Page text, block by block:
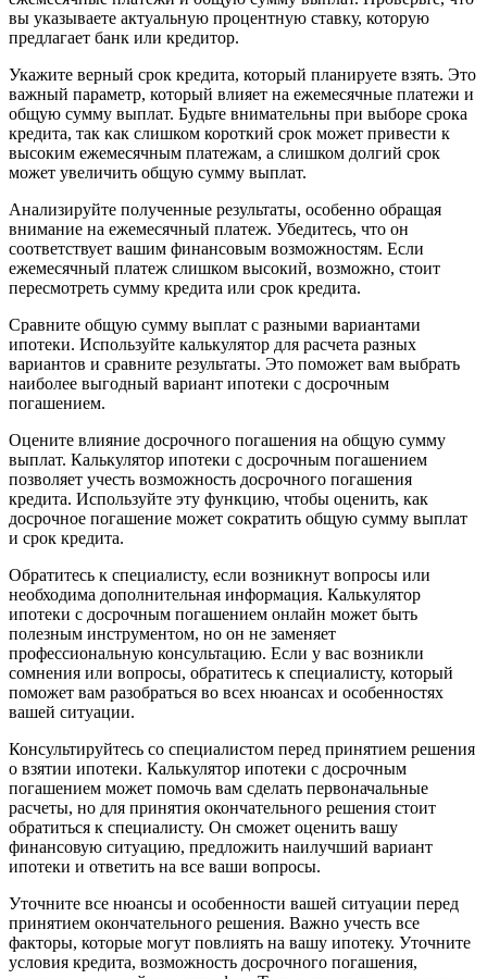
вы указываете актуальную процентную ставку, которую
предлагает банк или кредитор.
Укажите верный срок кредита, который планируете взять. Это
важный параметр, который влияет на ежемесячные платежи и
общую сумму выплат. Будьте внимательны при выборе срока
кредита, так как слишком короткий срок может привести к
высоким ежемесячным платежам, а слишком долгий срок
может увеличить общую сумму выплат.
Анализируйте полученные результаты, особенно обращая
внимание на ежемесячный платеж. Убедитесь, что он
соответствует вашим финансовым возможностям. Если
ежемесячный платеж слишком высокий, возможно, стоит
пересмотреть сумму кредита или срок кредита.
Сравните общую сумму выплат с разными вариантами
ипотеки. Используйте калькулятор для расчета разных
вариантов и сравните результаты. Это поможет вам выбрать
наиболее выгодный вариант ипотеки с досрочным
погашением.
Оцените влияние досрочного погашения на общую сумму
выплат. Калькулятор ипотеки с досрочным погашением
позволяет учесть возможность досрочного погашения
кредита. Используйте эту функцию, чтобы оценить, как
досрочное погашение может сократить общую сумму выплат
и срок кредита.
Обратитесь к специалисту, если возникнут вопросы или
необходима дополнительная информация. Калькулятор
ипотеки с досрочным погашением онлайн может быть
полезным инструментом, но он не заменяет
профессиональную консультацию. Если у вас возникли
сомнения или вопросы, обратитесь к специалисту, который
поможет вам разобраться во всех нюансах и особенностях
вашей ситуации.
Консультируйтесь со специалистом перед принятием решения
о взятии ипотеки. Калькулятор ипотеки с досрочным
погашением может помочь вам сделать первоначальные
расчеты, но для принятия окончательного решения стоит
обратиться к специалисту. Он сможет оценить вашу
финансовую ситуацию, предложить наилучший вариант
ипотеки и ответить на все ваши вопросы.
Уточните все нюансы и особенности вашей ситуации перед
принятием окончательного решения. Важно учесть все
факторы, которые могут повлиять на вашу ипотеку. Уточните
условия кредита, возможность досрочного погашения,